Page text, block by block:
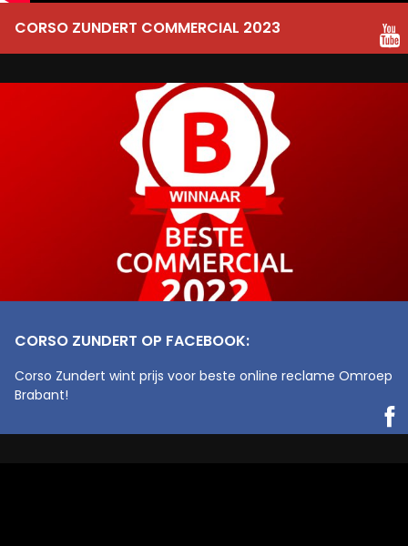
CORSO ZUNDERT COMMERCIAL 2023
CORSO ZUNDERT OP FACEBOOK:
Corso Zundert wint prijs voor beste online reclame Omroep
Brabant!